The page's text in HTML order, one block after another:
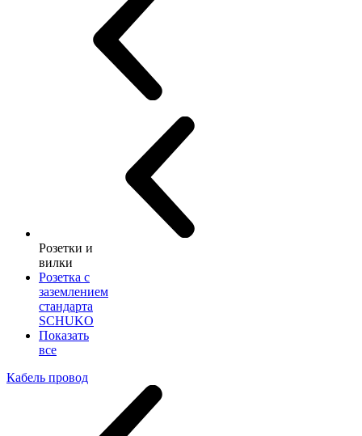
Розетки и
вилки
Розетка с
заземлением
стандарта
SCHUKO
Показать
все
Кабель провод